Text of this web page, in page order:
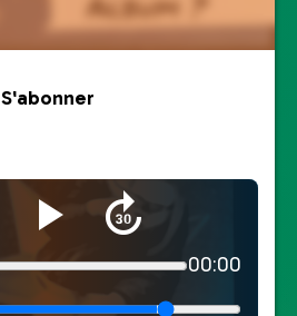
S'abonner
00:00